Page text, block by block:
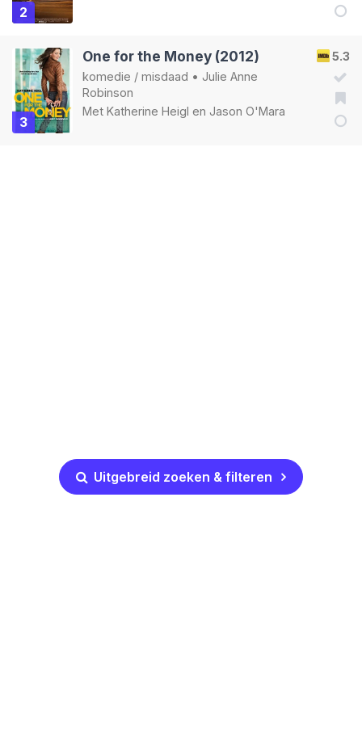
2
3
5.3
One for the Money (2012)
komedie / misdaad • Julie Anne
Robinson
Met Katherine Heigl en Jason O'Mara
Uitgebreid zoeken & filteren